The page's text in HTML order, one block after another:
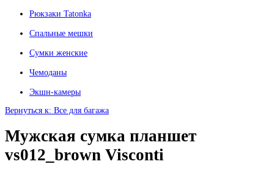
Рюкзаки Tatonka
Спальные мешки
Сумки женские
Чемоданы
Экшн-камеры
Вернуться к: Все для багажа
Мужская сумка планшет
vs012_brown Visconti